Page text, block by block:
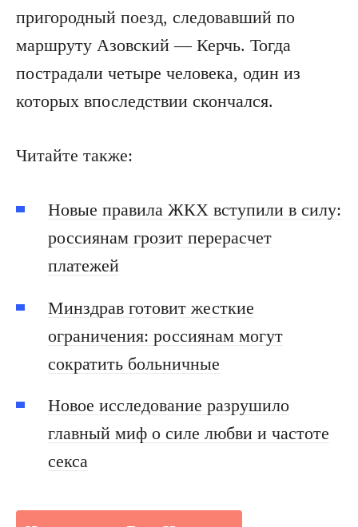
пригородный поезд, следовавший по
маршруту Азовский — Керчь. Тогда
пострадали четыре человека, один из
которых впоследствии скончался.
Читайте также:
Новые правила ЖКХ вступили в силу:
россиянам грозит перерасчет
платежей
Минздрав готовит жесткие
ограничения: россиянам могут
сократить больничные
Новое исследование разрушило
главный миф о силе любви и частоте
секса